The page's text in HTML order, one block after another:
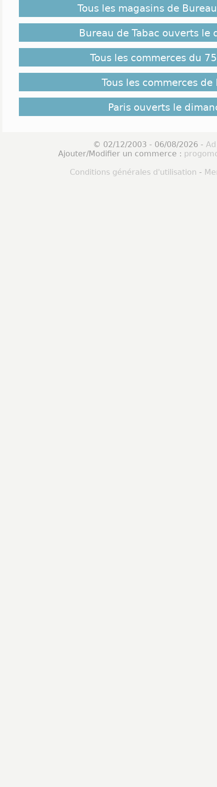
Tous les magasins de
Bureau de Tabac ouverts le
Tous les commerces du
Tous les commerces de
Paris ouverts le
© 02/12/2003 - 06/08/2026 -
Ajouter/Modifier un commerce :
Conditions générales d'utilisation -